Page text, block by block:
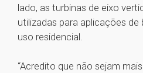
lado, as turbinas de eixo
utilizadas para aplicações
uso residencial.
“Acredito que não sejam